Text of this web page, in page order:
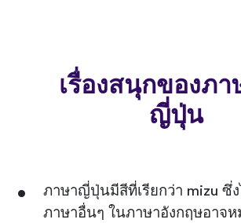
เรื่องสนุกของภ
ญี่ปุ่น
ภาษาญี่ปุ่นมีสีที่เรียกว่า mizu ซึ่
ภาษาอื่นๆ ในภาษาอังกฤษอาจห